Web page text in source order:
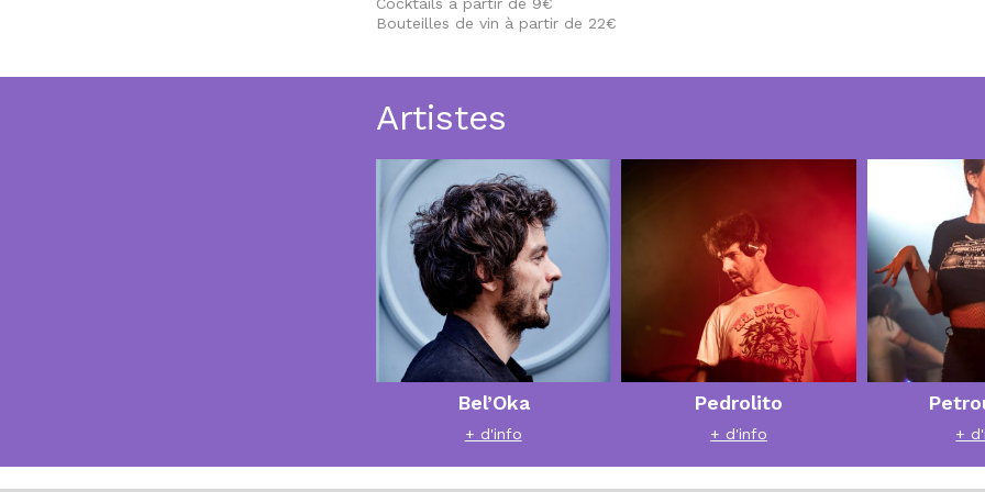
Bouteilles de vin à partir de 22€
Artistes
Bel’Oka
+ d'info
Pedrolito
+ d'info +